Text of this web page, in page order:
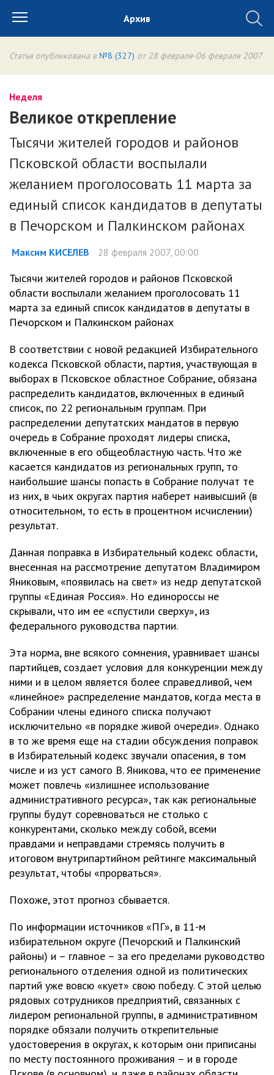
Архив
Статья опубликована в №8 (327) от 28 февраля-06 февраля 2007
Неделя
Великое открепление
Тысячи жителей городов и районов
Псковской области воспылали
желанием проголосовать 11 марта за
единый список кандидатов в депутаты
в Печорском и Палкинском районах
Максим КИСЕЛЕВ 28 февраля 2007, 00:00
Тысячи жителей городов и районов Псковской
области воспылали желанием проголосовать 11
марта за единый список кандидатов в депутаты в
Печорском и Палкинском районах
В соответствии с новой редакцией Избирательного
кодекса Псковской области, партия, участвующая в
выборах в Псковское областное Собрание, обязана
распределить кандидатов, включенных в единый
список, по 22 региональным группам. При
распределении депутатских мандатов в первую
очередь в Собрание проходят лидеры списка,
включенные в его общеобластную часть. Что же
касается кандидатов из региональных групп, то
наибольшие шансы попасть в Собрание получат те
из них, в чьих округах партия наберет наивысший (в
относительном, то есть в процентном исчислении)
результат.
Данная поправка в Избирательный кодекс области,
внесенная на рассмотрение депутатом Владимиром
Яниковым, «появилась на свет» из недр депутатской
группы «Единая Россия». Но единороссы не
скрывали, что им ее «спустили сверху», из
федерального руководства партии.
Эта норма, вне всякого сомнения, уравнивает шансы
партийцев, создает условия для конкуренции между
ними и в целом является более справедливой, чем
«линейное» распределение мандатов, когда места в
Собрании члены единого списка получают
исключительно «в порядке живой очереди». Однако
в то же время еще на стадии обсуждения поправок
в Избирательный кодекс звучали опасения, в том
числе и из уст самого В. Яникова, что ее применение
может повлечь «излишнее использование
административного ресурса», так как региональные
группы будут соревноваться не столько с
конкурентами, сколько между собой, всеми
правдами и неправдами стремясь получить в
итоговом внутрипартийном рейтинге максимальный
результат, чтобы «прорваться».
Похоже, этот прогноз сбывается.
По информации источников «ПГ», в 11-м
избирательном округе (Печорский и Палкинский
районы) и – главное – за его пределами руководство
регионального отделения одной из политических
партий уже вовсю «кует» свою победу. С этой целью
рядовых сотрудников предприятий, связанных с
лидером региональной группы, в административном
порядке обязали получить открепительные
удостоверения в округах, к которым они приписаны
по месту постоянного проживания – и в городе